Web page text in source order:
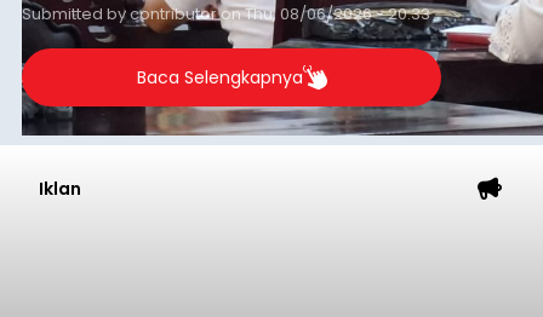
Submitted bycontributoronThu, 08/06/2026 - 20:33
Baca Selengkapnya
Iklan